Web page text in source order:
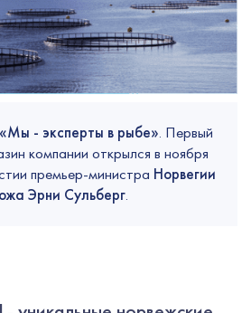
«Мы - эксперты в рыбе». Первый
компании открылся в ноября
премьер-министра Норвегии
Эрни Сульберг.